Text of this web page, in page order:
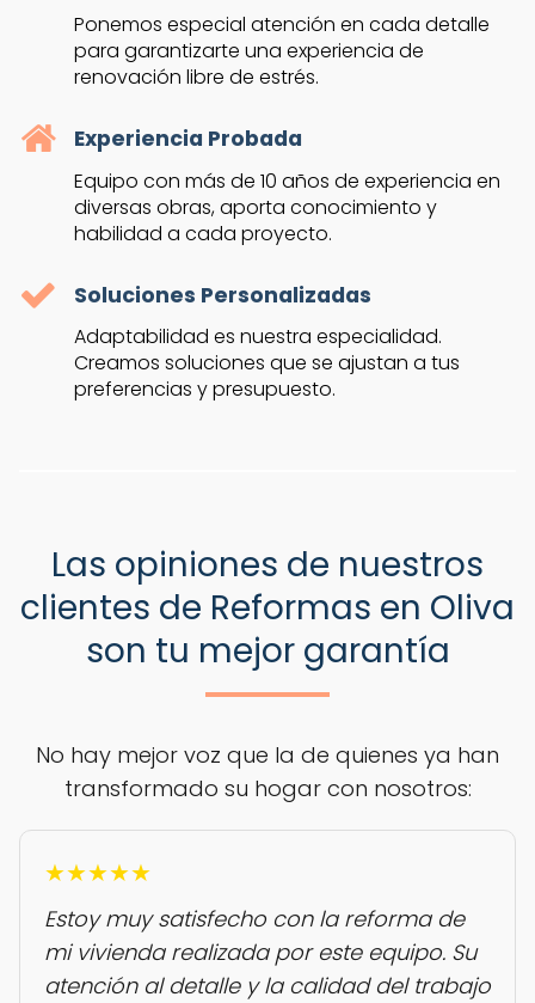
Ponemos especial atención en cada detalle
para garantizarte una experiencia de
renovación libre de estrés.
Experiencia Probada
Equipo con más de 10 años de experiencia en
diversas obras, aporta conocimiento y
habilidad a cada proyecto.
Soluciones Personalizadas
Adaptabilidad es nuestra especialidad.
Creamos soluciones que se ajustan a tus
preferencias y presupuesto.
Las opiniones de nuestros
clientes de Reformas en Oliva
son tu mejor garantía
No hay mejor voz que la de quienes ya han
transformado su hogar con nosotros:
★★★★★
Estoy muy satisfecho con la reforma de
mi vivienda realizada por este equipo. Su
atención al detalle y la calidad del trabajo